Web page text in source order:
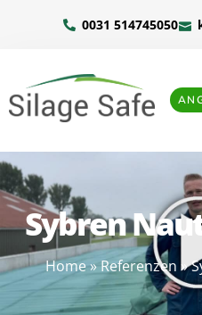
0031 514745050
Sybren
Home»Referenzen »